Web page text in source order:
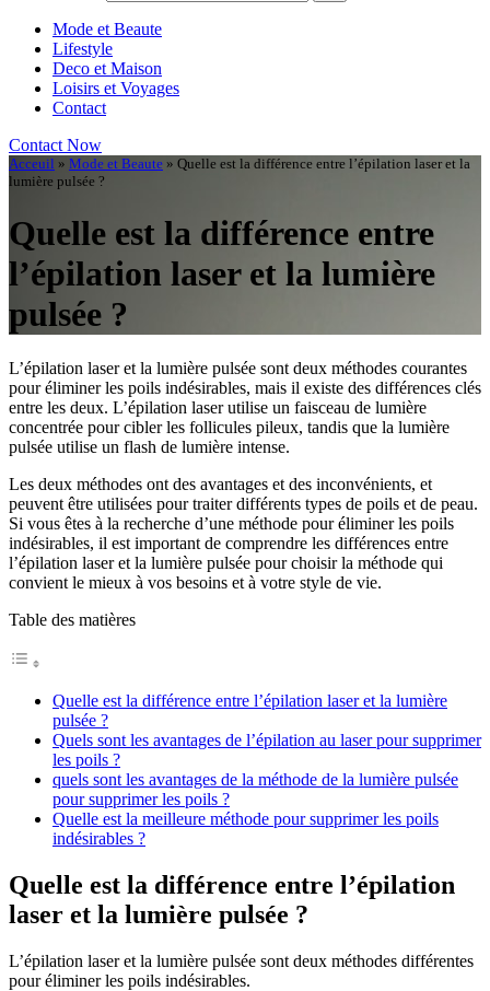
Mode et Beaute
Lifestyle
Deco et Maison
Loisirs et Voyages
Contact
Contact Now
Acceuil » Mode et Beaute » Quelle est la différence entre l’épilation laser et la
lumière pulsée ?
Quelle est la différence entre
l’épilation laser et la lumière
pulsée ?
L’épilation laser et la lumière pulsée sont deux méthodes courantes
pour éliminer les poils indésirables, mais il existe des différences clés
entre les deux. L’épilation laser utilise un faisceau de lumière
concentrée pour cibler les follicules pileux, tandis que la lumière
pulsée utilise un flash de lumière intense.
Les deux méthodes ont des avantages et des inconvénients, et
peuvent être utilisées pour traiter différents types de poils et de peau.
Si vous êtes à la recherche d’une méthode pour éliminer les poils
indésirables, il est important de comprendre les différences entre
l’épilation laser et la lumière pulsée pour choisir la méthode qui
convient le mieux à vos besoins et à votre style de vie.
Table des matières
Quelle est la différence entre l’épilation laser et la lumière
pulsée ?
Quels sont les avantages de l’épilation au laser pour supprimer
les poils ?
quels sont les avantages de la méthode de la lumière pulsée
pour supprimer les poils ?
Quelle est la meilleure méthode pour supprimer les poils
indésirables ?
Quelle est la différence entre l’épilation
laser et la lumière pulsée ?
L’épilation laser et la lumière pulsée sont deux méthodes différentes
pour éliminer les poils indésirables.